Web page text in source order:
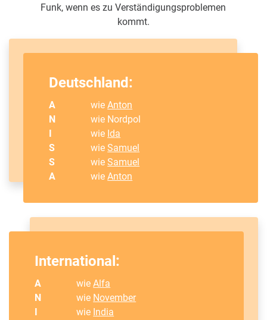
Funk, wenn es zu Verständigungsproblemen
kommt.
Deutschland:
A wieAnton
N
wie Nordpol
wie Ida
S
wieSamuel
S
wieSamuel
A
wieAnton
International:
A wieAlfa
N
wie November
wie India